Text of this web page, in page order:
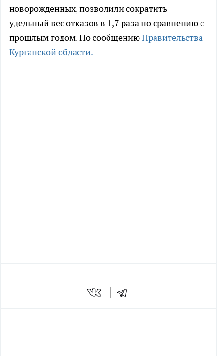
новорожденных, позволили сократить
удельный вес отказов в 1,7 раза по сравнению с
прошлым годом. По сообщениюПравительства
Курганской области.